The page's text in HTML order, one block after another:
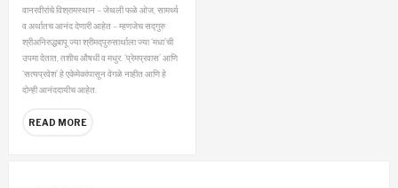
वानरवीरांचे विश्रामस्थान – जेथली फळे ओज, सामर्थ्य
व अर्थातच आनंद देणारी आहेत – म्हणजेच सद्गुरु
श्रीअनिरुद्धबापू ज्या श्रीमद्पुरुसार्थाला ज्या ‘मधा’ची
उपमा देतात, तशीच औषधी व मधुर. ‘प्रेमप्रवास’ आणि
‘सत्यप्रवेश’ हे एकेमेकांपासून वेगळे नाहीत आणि हे
दोन्ही आनंददायीच आहेत.
READ MORE